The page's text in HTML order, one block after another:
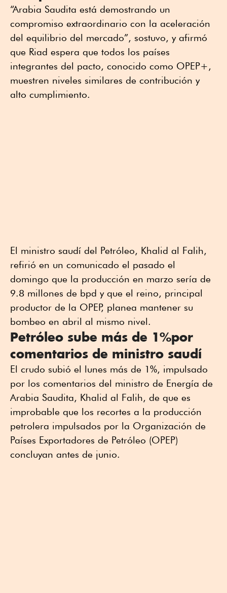
“Arabia Saudita está demostrando un
compromiso extraordinario con la aceleración
del equilibrio del mercado”, sostuvo, y afirmó
que Riad espera que todos los países
integrantes del pacto, conocido como OPEP+,
muestren niveles similares de contribución y
alto cumplimiento.
El ministro saudí del Petróleo, Khalid al Falih,
refirió en un comunicado el pasado el
domingo que la producción en marzo sería de
9.8 millones de bpd y que el reino, principal
productor de la OPEP, planea mantener su
bombeo en abril al mismo nivel.
Petróleo sube más de 1%por
comentarios de ministro saudí
El crudo subió el lunes más de 1%, impulsado
por los comentarios del ministro de Energía de
Arabia Saudita, Khalid al Falih, de que es
improbable que los recortes a la producción
petrolera impulsados por la Organización de
Países Exportadores de Petróleo (OPEP)
concluyan antes de junio.